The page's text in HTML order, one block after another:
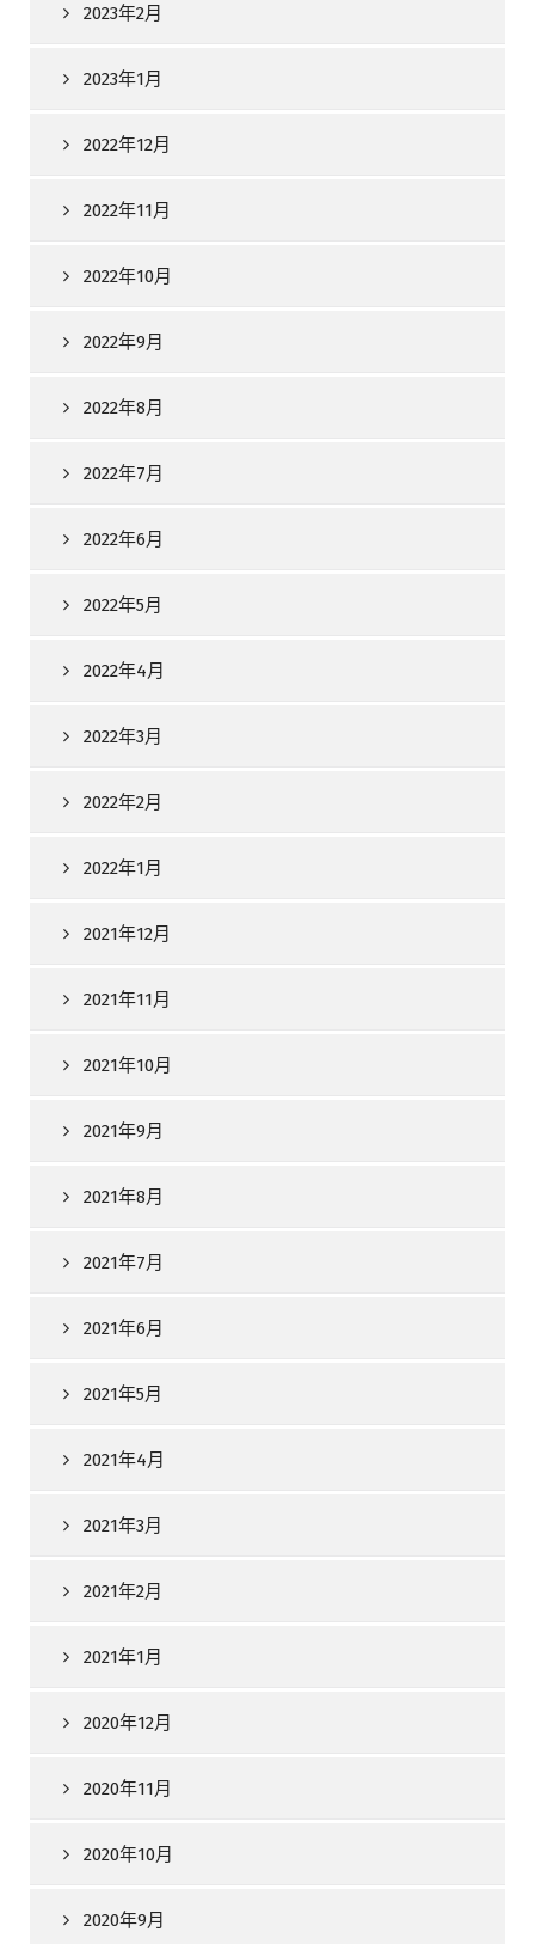
2023年2月
2023年1月
2022年12月
2022年11月
2022年10月
2022年9月
2022年8月
2022年7月
2022年6月
2022年5月
2022年4月
2022年3月
2022年2月
2022年1月
2021年12月
2021年11月
2021年10月
2021年9月
2021年8月
2021年7月
2021年6月
2021年5月
2021年4月
2021年3月
2021年2月
2021年1月
2020年12月
2020年11月
2020年10月
2020年9月